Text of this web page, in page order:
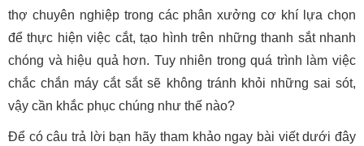
thợ chuyên nghiệp trong các phân xưởng cơ khí lựa chọn
để thực hiện việc cắt, tạo hình trên những thanh sắt nhanh
chóng và hiệu quả hơn. Tuy nhiên trong quá trình làm việc
chắc chắn máy cắt sắt sẽ không tránh khỏi những sai sót,
vậy cần khắc phục chúng như thế nào?
Để có câu trả lời bạn hãy tham khảo ngay bài viết dưới đây